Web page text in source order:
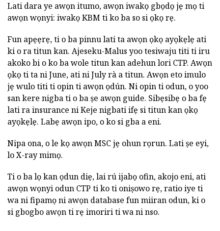
Lati dara ye awọn itumo, awọn iwakọ gbọdọ jẹ mọ ti
awọn wọnyi: iwakọ KBM ti ko ba so si ọkọ rẹ.
Fun apẹẹrẹ, ti o ba pinnu lati ta awọn ọkọ ayọkẹlẹ ati
ki o ra titun kan. Ajeseku-Malus yoo tesiwaju titi ti iru
akoko bi o ko ba wole titun kan adehun lori CTP. Awọn
ọkọ ti ta ni June, ati ni July rà a titun. Awọn eto imulo
jẹ wulo titi ti opin ti awọn ọdún. Ni opin ti odun, o yoo
san kere nigba ti o ba ṣe awọn guide. Sibẹsibẹ o ba fẹ
lati ra insurance ni Keje nigbati ifẹ si titun kan ọkọ
ayọkẹlẹ. Labẹ awọn ipo, o ko si gba a eni.
Nipa ona, o le kọ awọn MSC jẹ ohun rọrun. Lati ṣe eyi,
lo X-ray mimọ.
Ti o ba lọ kan ọdun diẹ, lai rú ijabọ ofin, akojo eni, ati
awọn wọnyi odun CTP ti ko ti oniṣowo rẹ, ratio iye ti
wa ni fipamọ ni awọn database fun miiran odun, ki o
si gbogbo awọn ti rẹ imoriri ti wa ni nso.